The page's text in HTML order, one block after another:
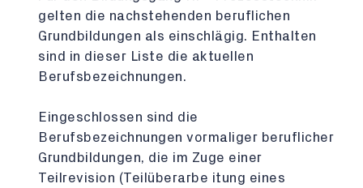
gelten die nachstehenden beruflichen
Grundbildungen als einschlägig. Enthalten
sind in dieser Liste die aktuellen
Berufsbezeichnungen.
Eingeschlossen sind die
Berufsbezeichnungen vormaliger beruflicher
Grundbildungen, die im Zuge einer
Teilrevision (Teilüberarbe itung eines